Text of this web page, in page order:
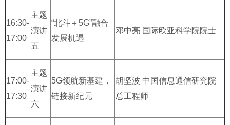
16:30-
17:00
主题
演讲
五
“北斗＋5G”融合
发展机遇
邓中亮 国际欧亚科学院院士
17:00-
17:30
主题
演讲
六
5G领航新基建，
链接新纪元
胡坚波 中国信息通信研究院
总工程师